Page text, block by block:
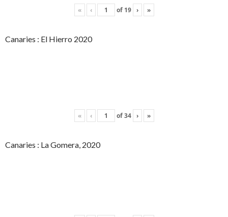
« ‹ of 19 › »
Canaries : El Hierro 2020
« ‹ of34 › »
Canaries : La Gomera, 2020